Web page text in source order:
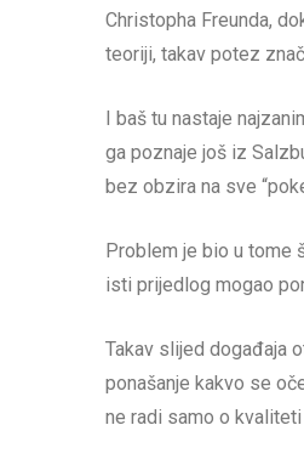
Christopha Freunda,
teoriji, takav potez
I baš tu nastaje
ga poznaje još iz
bez obzira na sve
Problem je bio u tome
isti prijedlog mogao
Takav slijed događaja
ponašanje kakvo se
ne radi samo o